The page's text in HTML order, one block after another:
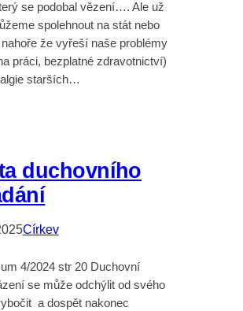
se podobal vězení…. Ale už
spolehnout na stát nebo
že vyřeší naše problémy
práci, bezplatné zdravotnictví)
starších…
duchovního
Církev
4/2024 str 20 Duchovní
se může odchýlit od svého
a dospět nakonec